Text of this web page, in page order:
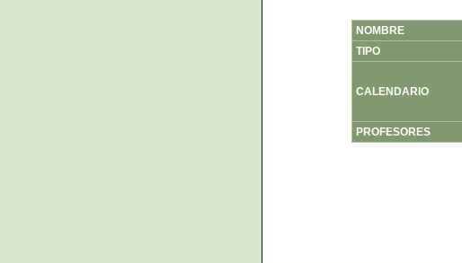
NOMBRE
TIPO
CALENDARIO
PROFESORES